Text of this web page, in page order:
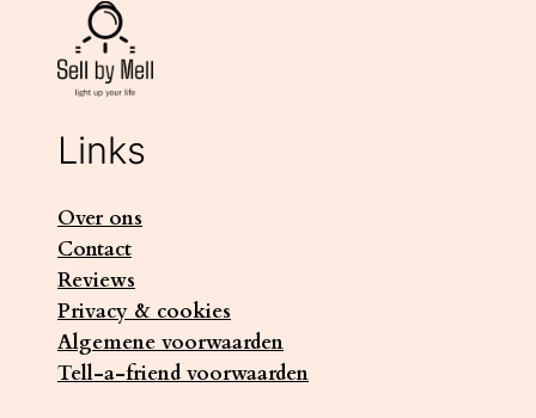
Links
Over ons
Contact
Reviews
Privacy & cookies
Algemene voorwaarden
Tell-a-friend voorwaarden